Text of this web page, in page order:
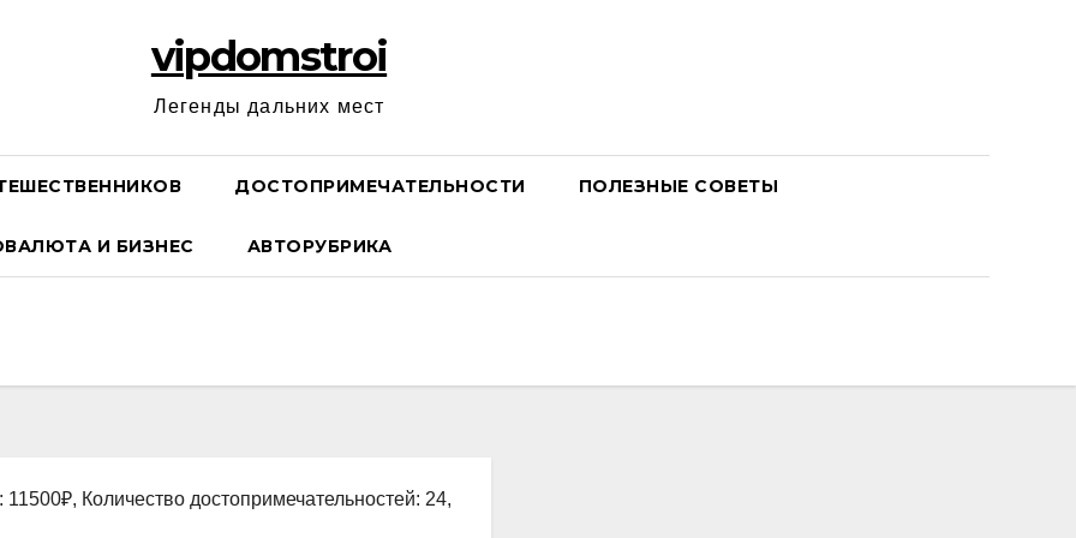
vipdomstroi
Легенды дальних мест
ДОСТОПРИМЕЧАТЕЛЬНОСТИ ПОЛЕЗНЫЕ СОВЕТЫ
И БИЗНЕС АВТОРУБРИКА
Количество достопримечательностей: 24,